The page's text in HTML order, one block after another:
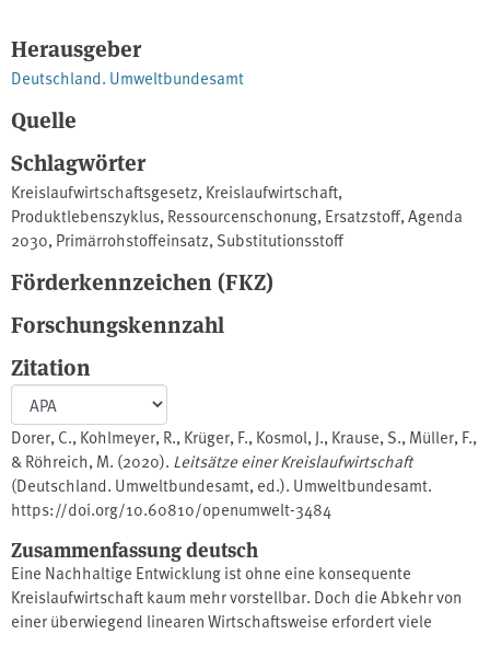
Herausgeber
Deutschland. Umweltbundesamt
Quelle
Schlagwörter
Kreislaufwirtschaftsgesetz,Kreislaufwirtschaft,
Produktlebenszyklus,Ressourcenschonung,Ersatzstoff,Agenda
2030,Primärrohstoffeinsatz,Substitutionsstoff
Förderkennzeichen (FKZ)
Forschungskennzahl
Zitation
Dorer, C., Kohlmeyer, R., Krüger, F., Kosmol, J., Krause, S., Müller, F.,
& Röhreich, M. (2020). Leitsätze einer Kreislaufwirtschaft
(Deutschland. Umweltbundesamt, ed.). Umweltbundesamt.
https://doi.org/10.60810/openumwelt-3484
Zusammenfassung deutsch
Eine Nachhaltige Entwicklung ist ohne eine konsequente
Kreislaufwirtschaft kaum mehr vorstellbar. Doch die Abkehr von
einer überwiegend linearen Wirtschaftsweise erfordert viele